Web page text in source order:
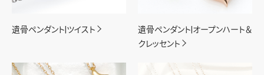
遺骨ペンダント|ツイスト
遺骨ペンダント|オープンハート＆
クレッセント